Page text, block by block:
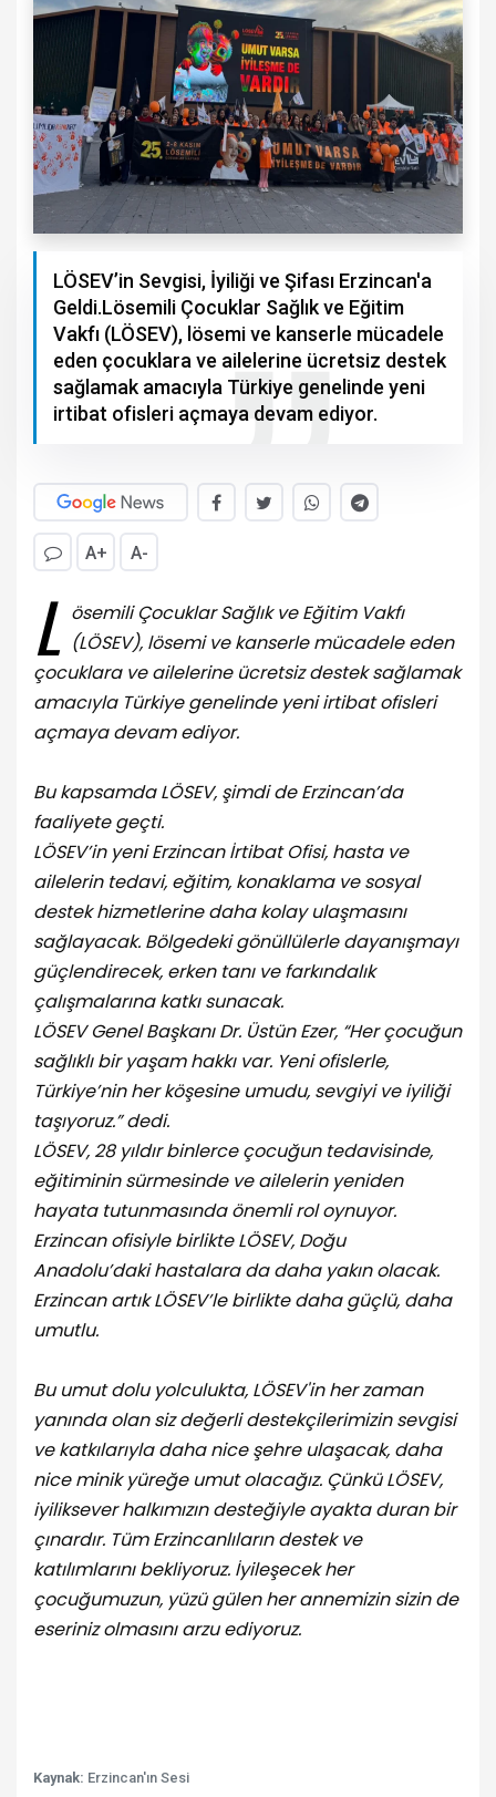
LÖSEV’in Sevgisi, İyiliği ve Şifası Erzincan'a
Geldi.​​​​​​​Lösemili Çocuklar Sağlık ve Eğitim
Vakfı (LÖSEV), lösemi ve kanserle mücadele
eden çocuklara ve ailelerine ücretsiz destek
sağlamak amacıyla Türkiye genelinde yeni
irtibat ofisleri açmaya devam ediyor.
A+ A-
L ösemili Çocuklar Sağlık ve Eğitim Vakfı
(LÖSEV), lösemi ve kanserle mücadele eden
çocuklara ve ailelerine ücretsiz destek sağlamak
amacıyla Türkiye genelinde yeni irtibat ofisleri
açmaya devam ediyor.
Bu kapsamda LÖSEV, şimdi de Erzincan’da
faaliyete geçti.
LÖSEV’in yeni Erzincan İrtibat Ofisi, hasta ve
ailelerin tedavi, eğitim, konaklama ve sosyal
destek hizmetlerine daha kolay ulaşmasını
sağlayacak. Bölgedeki gönüllülerle dayanışmayı
güçlendirecek, erken tanı ve farkındalık
çalışmalarına katkı sunacak.
LÖSEV Genel Başkanı Dr. Üstün Ezer, “Her çocuğun
sağlıklı bir yaşam hakkı var. Yeni ofislerle,
Türkiye’nin her köşesine umudu, sevgiyi ve iyiliği
taşıyoruz.” dedi.
LÖSEV, 28 yıldır binlerce çocuğun tedavisinde,
eğitiminin sürmesinde ve ailelerin yeniden
hayata tutunmasında önemli rol oynuyor.
Erzincan ofisiyle birlikte LÖSEV, Doğu
Anadolu’daki hastalara da daha yakın olacak.
Erzincan artık LÖSEV’le birlikte daha güçlü, daha
umutlu.
Bu umut dolu yolculukta, LÖSEV'in her zaman
yanında olan siz değerli destekçilerimizin sevgisi
ve katkılarıyla daha nice şehre ulaşacak, daha
nice minik yüreğe umut olacağız. Çünkü LÖSEV,
iyiliksever halkımızın desteğiyle ayakta duran bir
çınardır. Tüm Erzincanlıların destek ve
katılımlarını bekliyoruz. İyileşecek her
çocuğumuzun, yüzü gülen her annemizin sizin de
eseriniz olmasını arzu ediyoruz.
Kaynak: Erzincan'ın Sesi